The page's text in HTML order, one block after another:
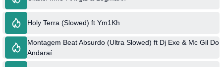
Holy Terra (Slowed) ft Ym1Kh
Montagem Beat Absurdo (Ultra Slowed) ft Dj Exe & Mc Gil Do
Andaraí